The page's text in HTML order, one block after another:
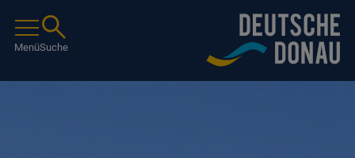
MenüSuche